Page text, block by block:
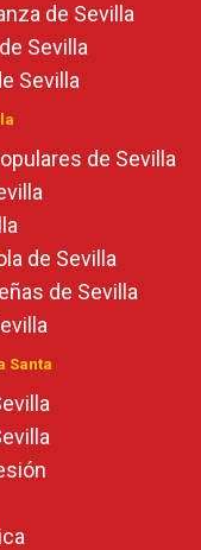
de Sevilla
Sevilla
Sevilla
de Sevilla
de Sevilla
de Sevilla
Santa